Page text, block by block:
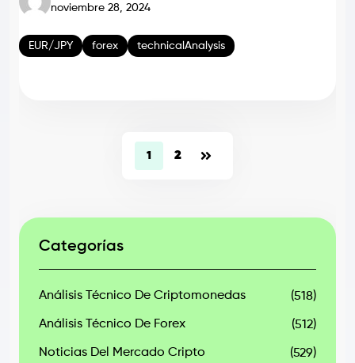
noviembre 28, 2024
EUR/JPY forex technicalAnalysis
1 2
Categorías
Análisis Técnico De Criptomonedas (518)
Análisis Técnico De Forex (512)
Noticias Del Mercado Cripto (529)